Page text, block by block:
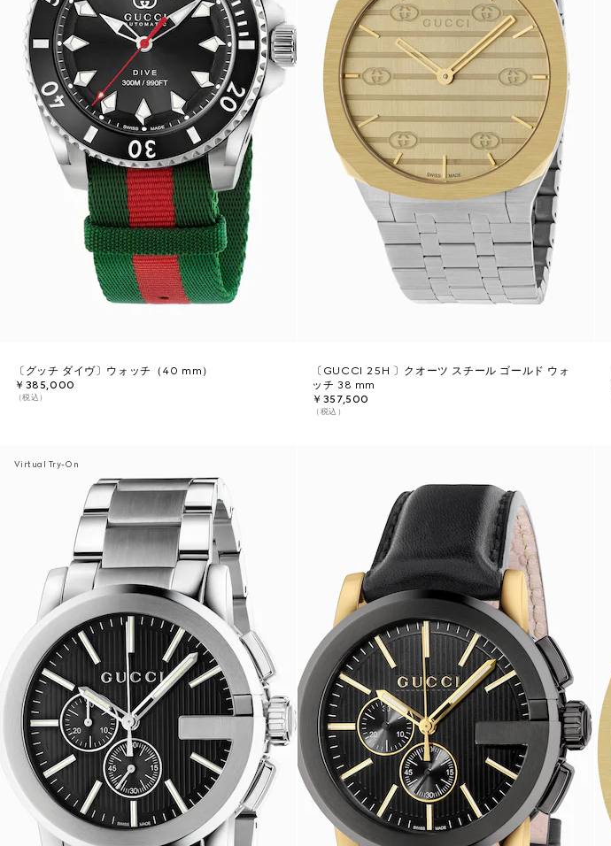
〔グッチ ダイヴ〕ウォッチ（40 mm）
￥385,000
（税込）
〔GUCCI 25H 〕クオーツ スチール ゴールド ウォ
ッチ 38 mm
￥357,500
（税込）
Virtual Try-On